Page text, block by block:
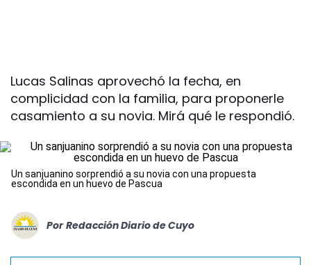
Lucas Salinas aprovechó la fecha, en
complicidad con la familia, para proponerle
casamiento a su novia. Mirá qué le respondió.
Un sanjuanino sorprendió a su novia con una propuesta
escondida en un huevo de Pascua
Por Redacción Diario de Cuyo